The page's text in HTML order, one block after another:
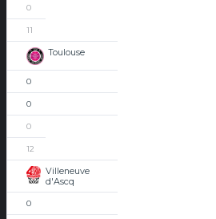
0
11
Toulouse
0
0
0
12
Villeneuve
d'Ascq
0